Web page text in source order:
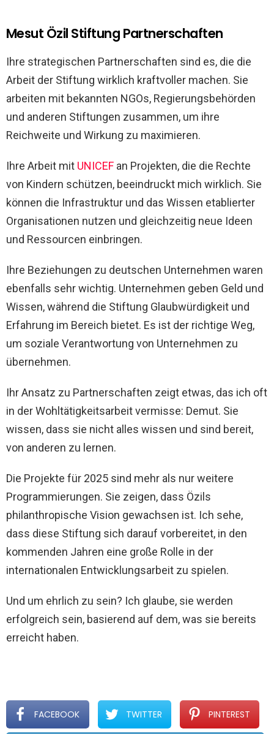
Mesut Özil Stiftung Partnerschaften
Ihre strategischen Partnerschaften sind es, die die
Arbeit der Stiftung wirklich kraftvoller machen. Sie
arbeiten mit bekannten NGOs, Regierungsbehörden
und anderen Stiftungen zusammen, um ihre
Reichweite und Wirkung zu maximieren.
Ihre Arbeit mit UNICEF an Projekten, die die Rechte
von Kindern schützen, beeindruckt mich wirklich. Sie
können die Infrastruktur und das Wissen etablierter
Organisationen nutzen und gleichzeitig neue Ideen
und Ressourcen einbringen.
Ihre Beziehungen zu deutschen Unternehmen waren
ebenfalls sehr wichtig. Unternehmen geben Geld und
Wissen, während die Stiftung Glaubwürdigkeit und
Erfahrung im Bereich bietet. Es ist der richtige Weg,
um soziale Verantwortung von Unternehmen zu
übernehmen.
Ihr Ansatz zu Partnerschaften zeigt etwas, das ich oft
in der Wohltätigkeitsarbeit vermisse: Demut. Sie
wissen, dass sie nicht alles wissen und sind bereit,
von anderen zu lernen.
Die Projekte für 2025 sind mehr als nur weitere
Programmierungen. Sie zeigen, dass Özils
philanthropische Vision gewachsen ist. Ich sehe,
dass diese Stiftung sich darauf vorbereitet, in den
kommenden Jahren eine große Rolle in der
internationalen Entwicklungsarbeit zu spielen.
Und um ehrlich zu sein? Ich glaube, sie werden
erfolgreich sein, basierend auf dem, was sie bereits
erreicht haben.
FACEBOOK TWITTER PINTEREST